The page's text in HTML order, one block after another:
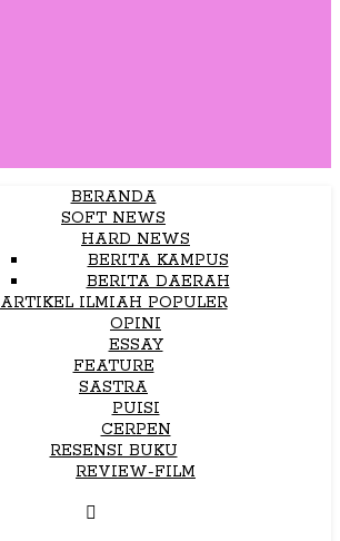
BERANDA
SOFT NEWS
HARD NEWS
BERITA KAMPUS
BERITA DAERAH
ARTIKEL ILMIAH POPULER
OPINI
ESSAY
FEATURE
SASTRA
PUISI
CERPEN
RESENSI BUKU
REVIEW-FILM